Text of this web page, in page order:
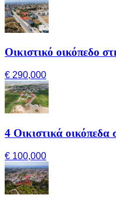
Οικιστικό οικόπεδο
€ 290,000
4 Οικιστικά
€ 100,000